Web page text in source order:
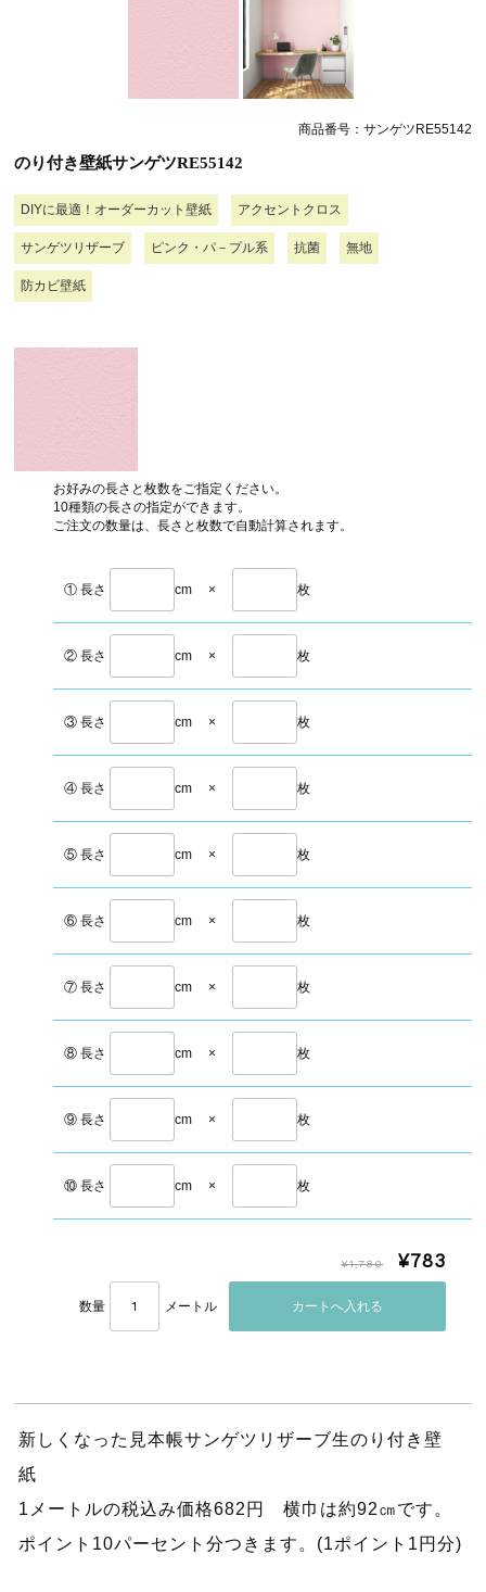
商品番号：サンゲツRE55142
のり付き壁紙サンゲツRE55142
DIYに最適！オーダーカット壁紙 アクセントクロス
サンゲツリザーブ ピンク・パ－プル系 抗菌 無地
防カビ壁紙
お好みの長さと枚数をご指定ください。
10種類の長さの指定ができます。
ご注文の数量は、長さと枚数で自動計算されます。
① 長さ cm × 枚
② 長さ cm × 枚
③ 長さ cm × 枚
④ 長さ cm × 枚
⑤ 長さ cm × 枚
⑥ 長さ cm × 枚
⑦ 長さ cm × 枚
⑧ 長さ cm × 枚
⑨ 長さ cm × 枚
⑩ 長さ cm × 枚
¥1,780 ¥783
数量 メートル
新しくなった見本帳サンゲツリザーブ生のり付き壁
紙
1メートルの税込み価格682円 横巾は約92㎝です。
ポイント10パーセント分つきます。(1ポイント1円分)